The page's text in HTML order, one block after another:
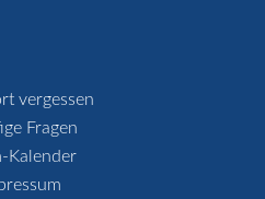
vergessen
Fragen
Kalender